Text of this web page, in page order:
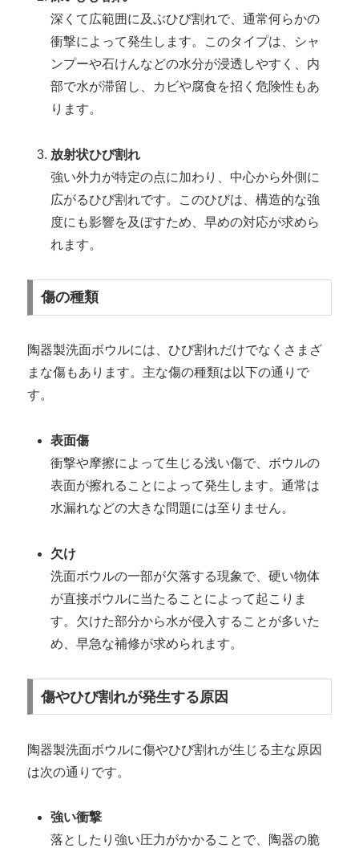
深くて広範囲に及ぶひび割れで、通常何らかの
衝撃によって発生します。このタイプは、シャ
ンプーや石けんなどの水分が浸透しやすく、内
部で水が滞留し、カビや腐食を招く危険性もあ
ります。
放射状ひび割れ
強い外力が特定の点に加わり、中心から外側に
広がるひび割れです。このひびは、構造的な強
度にも影響を及ぼすため、早めの対応が求めら
れます。
傷の種類
陶器製洗面ボウルには、ひび割れだけでなくさまざ
まな傷もあります。主な傷の種類は以下の通りで
す。
表面傷
衝撃や摩擦によって生じる浅い傷で、ボウルの
表面が擦れることによって発生します。通常は
水漏れなどの大きな問題には至りません。
欠け
洗面ボウルの一部が欠落する現象で、硬い物体
が直接ボウルに当たることによって起こりま
す。欠けた部分から水が侵入することが多いた
め、早急な補修が求められます。
傷やひび割れが発生する原因
陶器製洗面ボウルに傷やひび割れが生じる主な原因
は次の通りです。
強い衝撃
落としたり強い圧力がかかることで、陶器の脆